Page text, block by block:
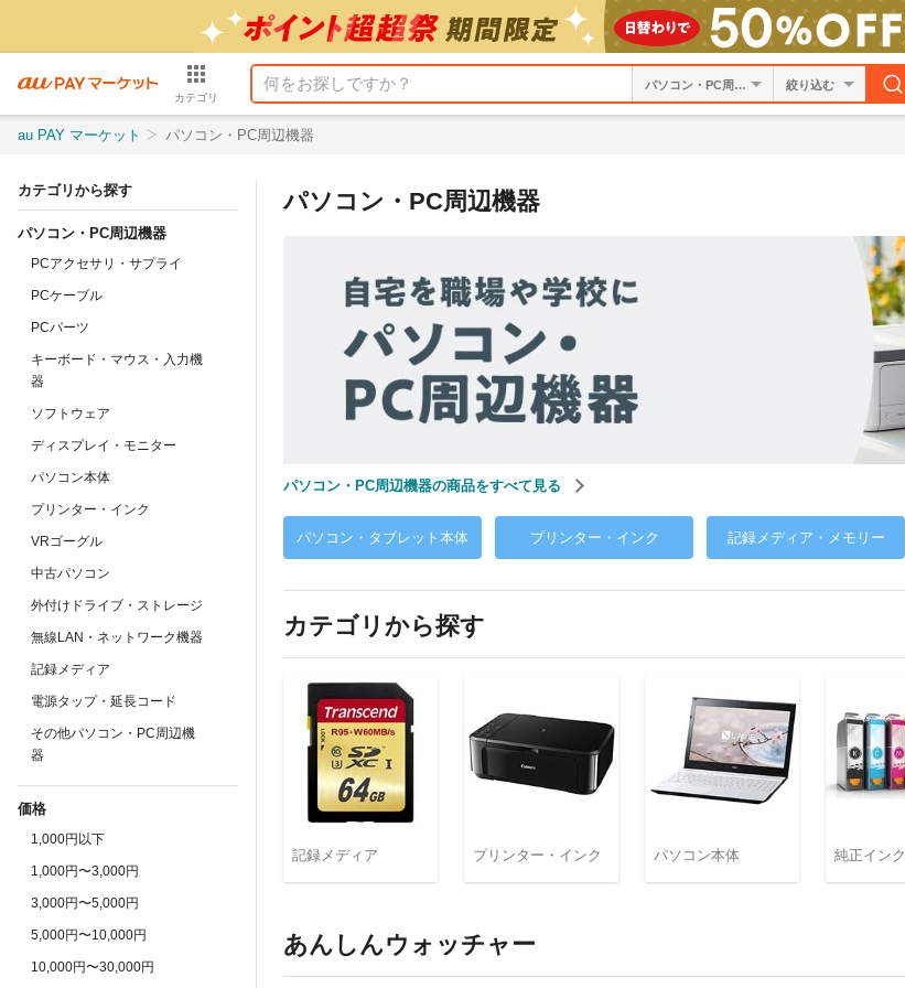
カテゴリ
絞り込む
au PAY マーケット パソコン・PC周辺機器
カテゴリから探す
パソコン・PC周辺機器
PCアクセサリ・サプライ
PCケーブル
PCパーツ
キーボード・マウス・入力機
器
ソフトウェア
ディスプレイ・モニター
パソコン本体
プリンター・インク
VRゴーグル
中古パソコン
外付けドライブ・ストレージ
無線LAN・ネットワーク機器
記録メディア
電源タップ・延長コード
その他パソコン・PC周辺機
器
価格
1,000円以下
1,000円〜3,000円
3,000円〜5,000円
5,000円〜10,000円
10,000円〜30,000円
パソコン・PC周辺機器
パソコン・PC周辺機器の商品をすべて見る
パソコン・タブレット本体 プリンター・インク 記録メディア・メモリー
カテゴリから探す
記録メディア プリンター・インク パソコン本体 純正インク
あんしんウォッチャー